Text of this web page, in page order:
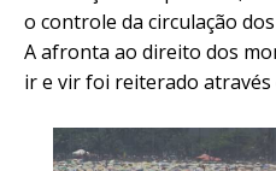
o controle da circulação
A afronta ao direito dos
ir e vir foi reiterado